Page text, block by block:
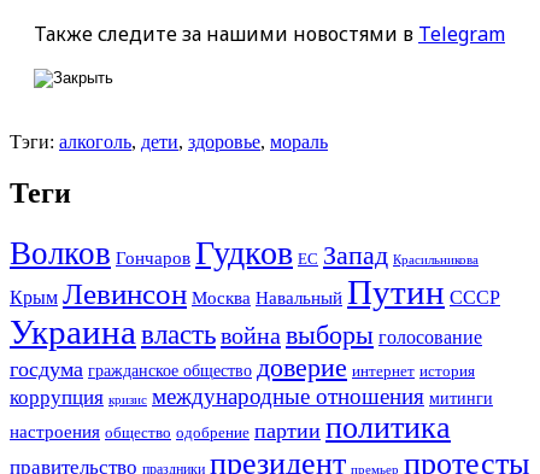
Также следите за нашими новостями в Telegram
Тэги: алкоголь, дети, здоровье, мораль
Теги
Волков Гончаров Гудков ЕС Запад Красильникова
Крым Левинсон Москва Навальный Путин СССР
Украина властьвойна выборы голосование
госдума гражданское общество доверие интернет история
коррупция кризис международные отношения митинги
настроения общество одобрение партии политика
правительство праздники президент премьер протесты